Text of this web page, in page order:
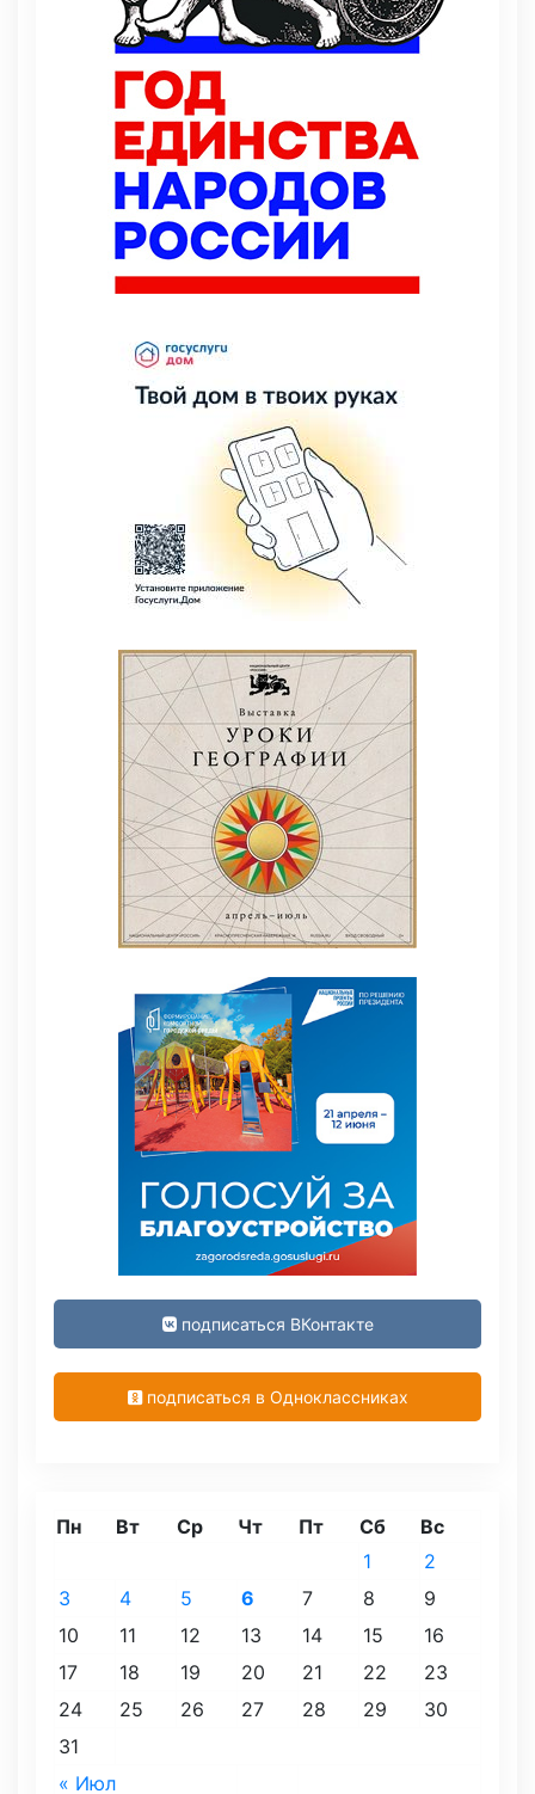
подписаться ВКонтакте
подписаться в Одноклассниках
Пн Вт Ср Чт Пт Сб Вс
« Июл
1
2
3
4 5 6 7 8
9
10
11 12 13 14 15
16
17
18 19 20 21 22
23
24
25 26 27 28 29
30
31